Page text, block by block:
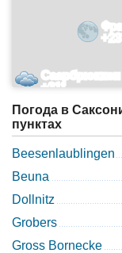
Саарбрюккен
+21°
Погода в
пунктах
Beesenlaublingen
Beuna
Dollnitz
Grobers
Gross Bornecke